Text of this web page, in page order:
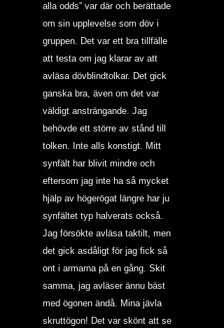
alla odds” var där och berättade
om sin upplevelse som döv i
gruppen. Det var ett bra tillfälle
att testa om jag klarar av att
avläsa dövblindtolkar. Det gick
ganska bra, även om det var
väldigt ansträngande. Jag
behövde ett större av stånd till
tolken. Inte alls konstigt. Mitt
synfält har blivit mindre och
eftersom jag inte ha så mycket
hjälp av högerögat längre har ju
synfältet typ halverats också.
Jag försökte avläsa taktilt, men
det gick asdåligt för jag fick så
ont i armarna på en gång. Skit
samma, jag avläser ännu bäst
med ögonen ändå. Mina jävla
skruttögon! Det var skönt att se